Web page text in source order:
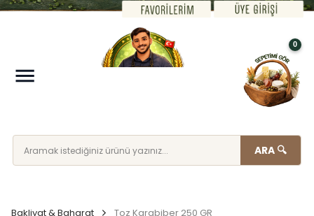
ARA 🔍
0
Bakliyat & Baharat Toz Karabiber 250 GR